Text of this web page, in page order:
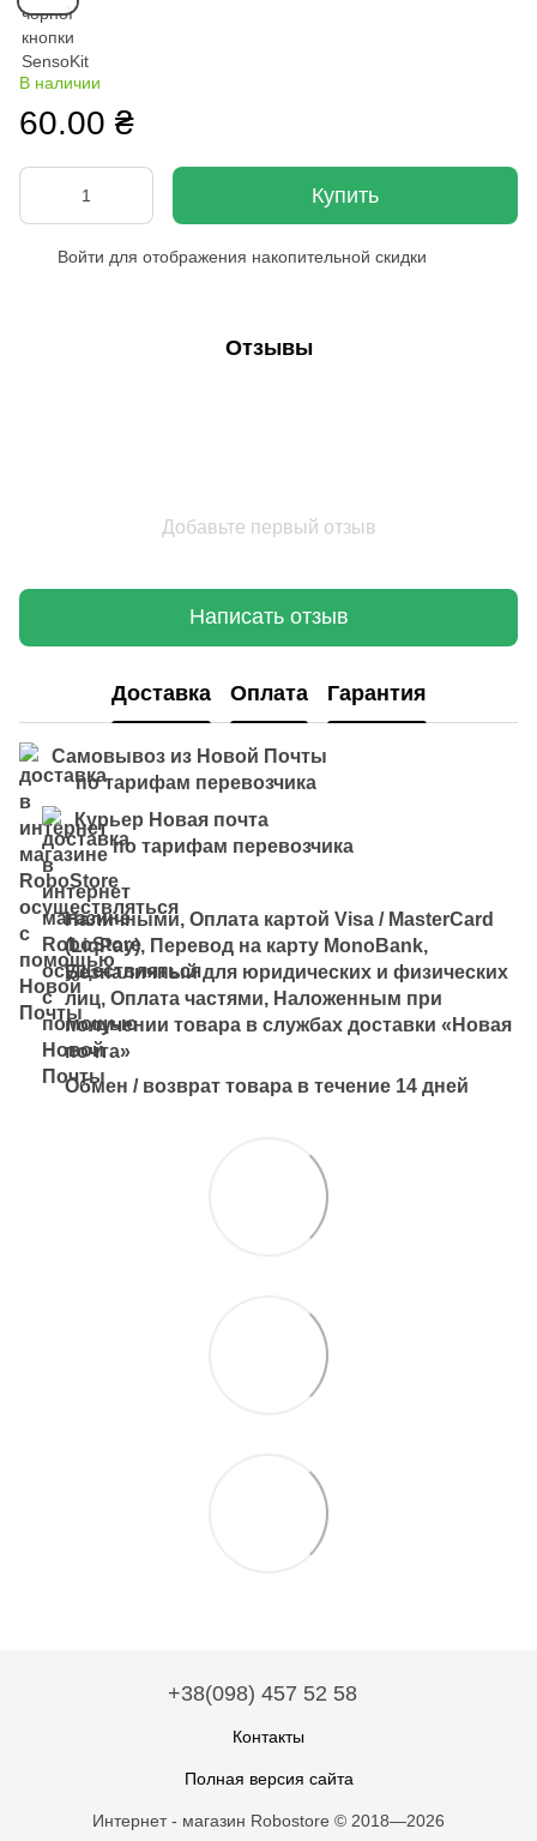
В наличии
60.00 ₴
Купить
Войти для отображения накопительной скидки
Отзывы
Добавьте первый отзыв
Написать отзыв
Доставка Оплата Гарантия
Самовывоз из Новой Почты
по тарифам перевозчика
Курьер Новая почта
по тарифам перевозчика
Наличными, Оплата картой Visa / MasterCard
(LiqPay), Перевод на карту MonoBank,
Безналичный для юридических и физических
лиц, Оплата частями, Наложенным при
получении товара в службах доставки «Новая
почта»
Обмен / возврат товара в течение 14 дней
+38(098) 457 52 58
Контакты
Полная версия сайта
Интернет - магазин Robostore © 2018—2026